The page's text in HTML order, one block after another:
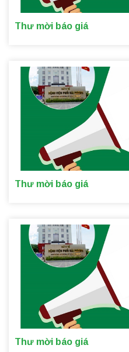
Thư mời báo giá
Thư mời báo giá
Thư mời báo giá